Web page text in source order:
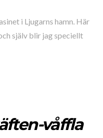
i Ljugarns hamn. Här
själv blir jag speciellt
våffla